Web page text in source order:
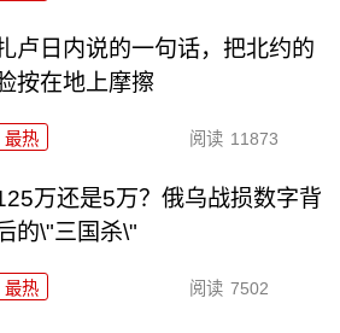
卢日内说的一句话，把北约的
按在地上摩擦
最热 阅读 11873
万还是5万？俄乌战损数字背
的\"三国杀\"
最热 阅读 7502